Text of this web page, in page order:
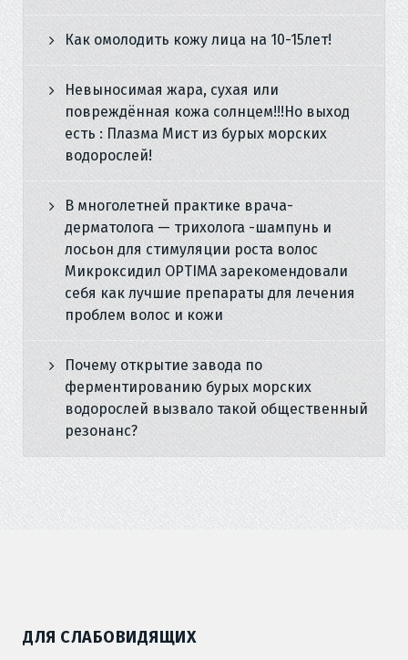
Как омолодить кожу лица на 10-15лет!
Невыносимая жара, сухая или
повреждённая кожа солнцем!!!Но выход
есть : Плазма Мист из бурых морских
водорослей!
В многолетней практике врача-
дерматолога — трихолога -шампунь и
лосьон для стимуляции роста волос
Микроксидил OPTIMA зарекомендовали
себя как лучшие препараты для лечения
проблем волос и кожи
Почему открытие завода по
ферментированию бурых морских
водорослей вызвало такой общественный
резонанс?
ДЛЯ СЛАБОВИДЯЩИХ